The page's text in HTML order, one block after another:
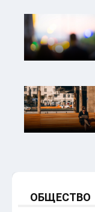
ОБЩЕСТВО